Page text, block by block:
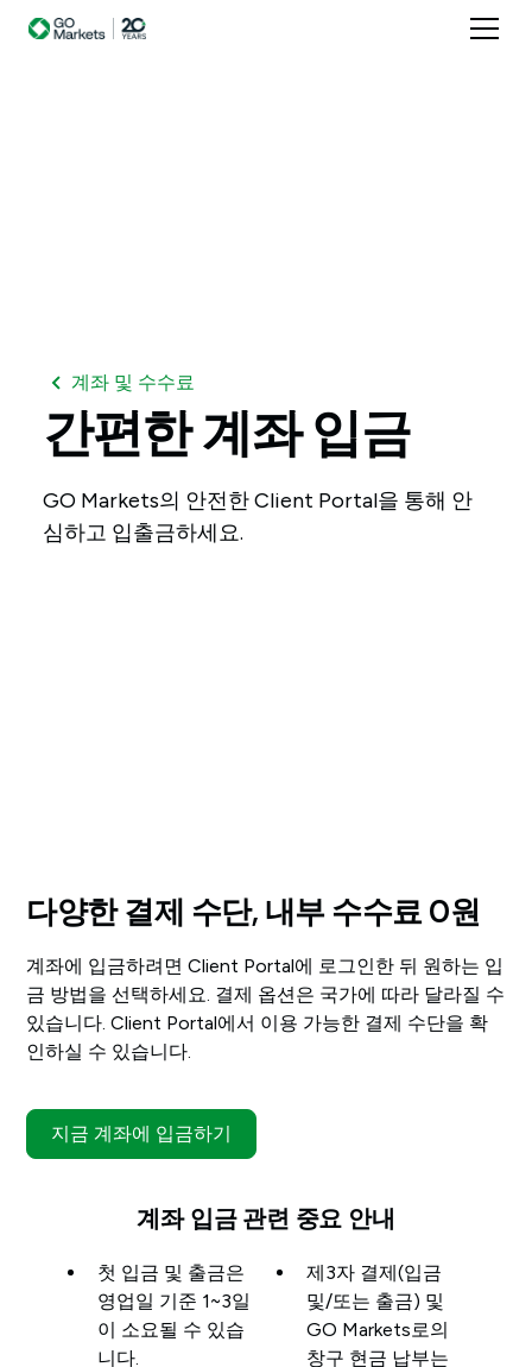
계좌 및 수수료
간편한계좌 입금
GO Markets의 안전한 Client Portal을 통해 안
심하고 입출금하세요.
다양한 결제 수단, 내부 수수료 0원
계좌에 입금하려면 Client Portal에 로그인한 뒤 원하는 입
금 방법을 선택하세요. 결제 옵션은 국가에 따라 달라질 수
있습니다. Client Portal에서 이용 가능한 결제 수단을 확
인하실 수 있습니다.
지금 계좌에 입금하기
계좌 입금 관련 중요 안내
첫 입금 및 출금은
영업일 기준 1~3일
이 소요될 수 있습
니다.
제3자 결제(입금
및/또는 출금) 및
GO Markets로의
창구 현금 납부는